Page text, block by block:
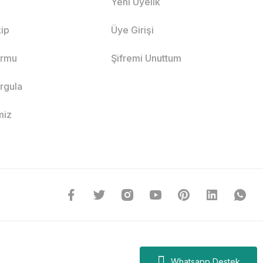
Üye Girişi
Şifremi Unuttum